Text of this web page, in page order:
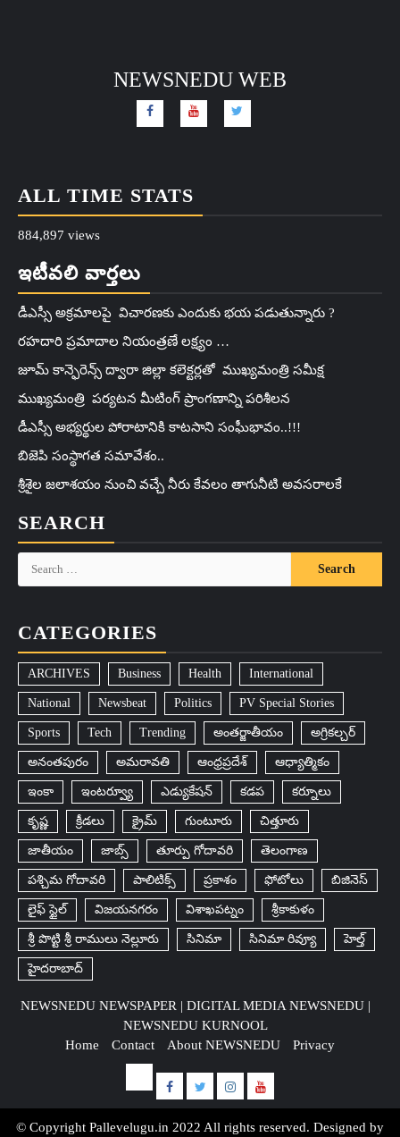
NEWSNEDU WEB
ALL TIME STATS
884,897 views
ఇటీవలి వార్తలు
డీఎస్సీ అక్రమాలపై విచారణకు ఎందుకు భయ పడుతున్నారు ?
రహదారి ప్రమాదాల నియంత్రణే లక్ష్యం …
జూమ్ కాన్ఫెరెన్స్ ద్వారా జిల్లా కలెక్టర్లతో ముఖ్యమంత్రి సమీక్ష
ముఖ్యమంత్రి పర్యటన మీటింగ్ ప్రాంగణాన్ని పరిశీలన
డీఎస్సీ అభ్యర్థుల పోరాటానికి కాటసాని సంఘీభావం..!!!
బిజెపి సంస్థాగత సమావేశం..
శ్రీశైల జలాశయం నుంచి వచ్చే నీరు కేవలం తాగునీటి అవసరాలకే
SEARCH
Search
for:
CATEGORIES
ARCHIVES Business Health International
National Newsbeat Politics PV Special Stories
Sports Tech Trending అంతర్జాతీయం అగ్రికల్చర్
అనంతపురం అమరావతి ఆంధ్రప్రదేశ్ ఆధ్యాత్మికం
ఇంకా ఇంటర్వ్యూ ఎడ్యుకేషన్ కడప కర్నూలు
కృష్ణ క్రీడలు క్రైమ్ గుంటూరు చిత్తూరు
జాతీయం జాబ్స్ తూర్పు గోదావరి తెలంగాణ
పశ్చిమ గోదావరి పాలిటిక్స్ ప్రకాశం ఫోటోలు బిజినెస్
లైఫ్ స్టైల్ విజయనగరం విశాఖపట్నం శ్రీకాకుళం
శ్రీ పొట్టి శ్రీ రాములు నెల్లూరు సినిమా సినిమా రివ్యూ హెల్త్
హైదరాబాద్​
NEWSNEDU NEWSPAPER | DIGITAL MEDIA NEWSNEDU |
NEWSNEDU KURNOOL
Home
Contact About NEWSNEDU Privacy
Paper
NewsNedu
Facebook
TwitterInstagram
Youtube
© Copyright Pallevelugu.in 2022 All rights reserved. Designed by